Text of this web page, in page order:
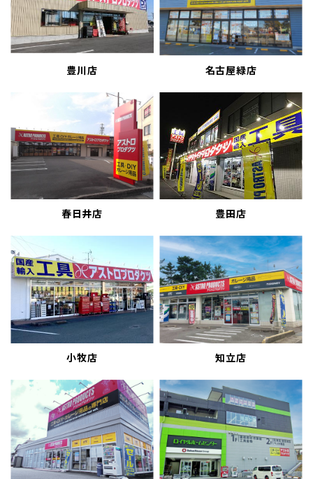
豊川店 名古屋緑店
春日井店 豊田店
小牧店 知立店